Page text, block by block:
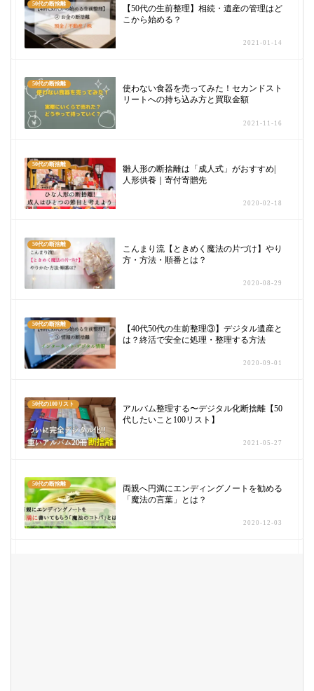
50代の断捨離
【50代の生前整理】相続・遺産の管理はど
こから始める？
2021-01-14
50代の断捨離
使わない食器を売ってみた！セカンドスト
リートへの持ち込み方と買取金額
2021-11-16
50代の断捨離
雛人形の断捨離は「成人式」がおすすめ|
人形供養｜寄付寄贈先
2020-02-18
50代の断捨離
こんまり流【ときめく魔法の片づけ】やり
方・方法・順番とは？
2020-08-29
50代の断捨離
【40代50代の生前整理③】デジタル遺産と
は？終活で安全に処理・整理する方法
2020-09-01
50代の100リスト
アルバム整理する〜デジタル化断捨離【50
代したいこと100リスト】
2021-05-27
50代の断捨離
両親へ円満にエンディングノートを勧める
「魔法の言葉」とは？
2020-12-03